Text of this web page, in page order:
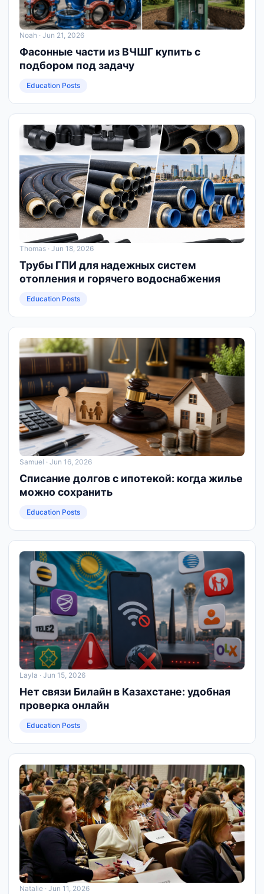
Noah · Jun 21, 2026
Фасонные части из ВЧШГ купить с
подбором под задачу
Education Posts
Thomas · Jun 18, 2026
Трубы ГПИ для надежных систем
отопления и горячего водоснабжения
Education Posts
Samuel · Jun 16, 2026
Списание долгов с ипотекой: когда жилье
можно сохранить
Education Posts
Layla · Jun 15, 2026
Нет связи Билайн в Казахстане: удобная
проверка онлайн
Education Posts
Natalie · Jun 11, 2026